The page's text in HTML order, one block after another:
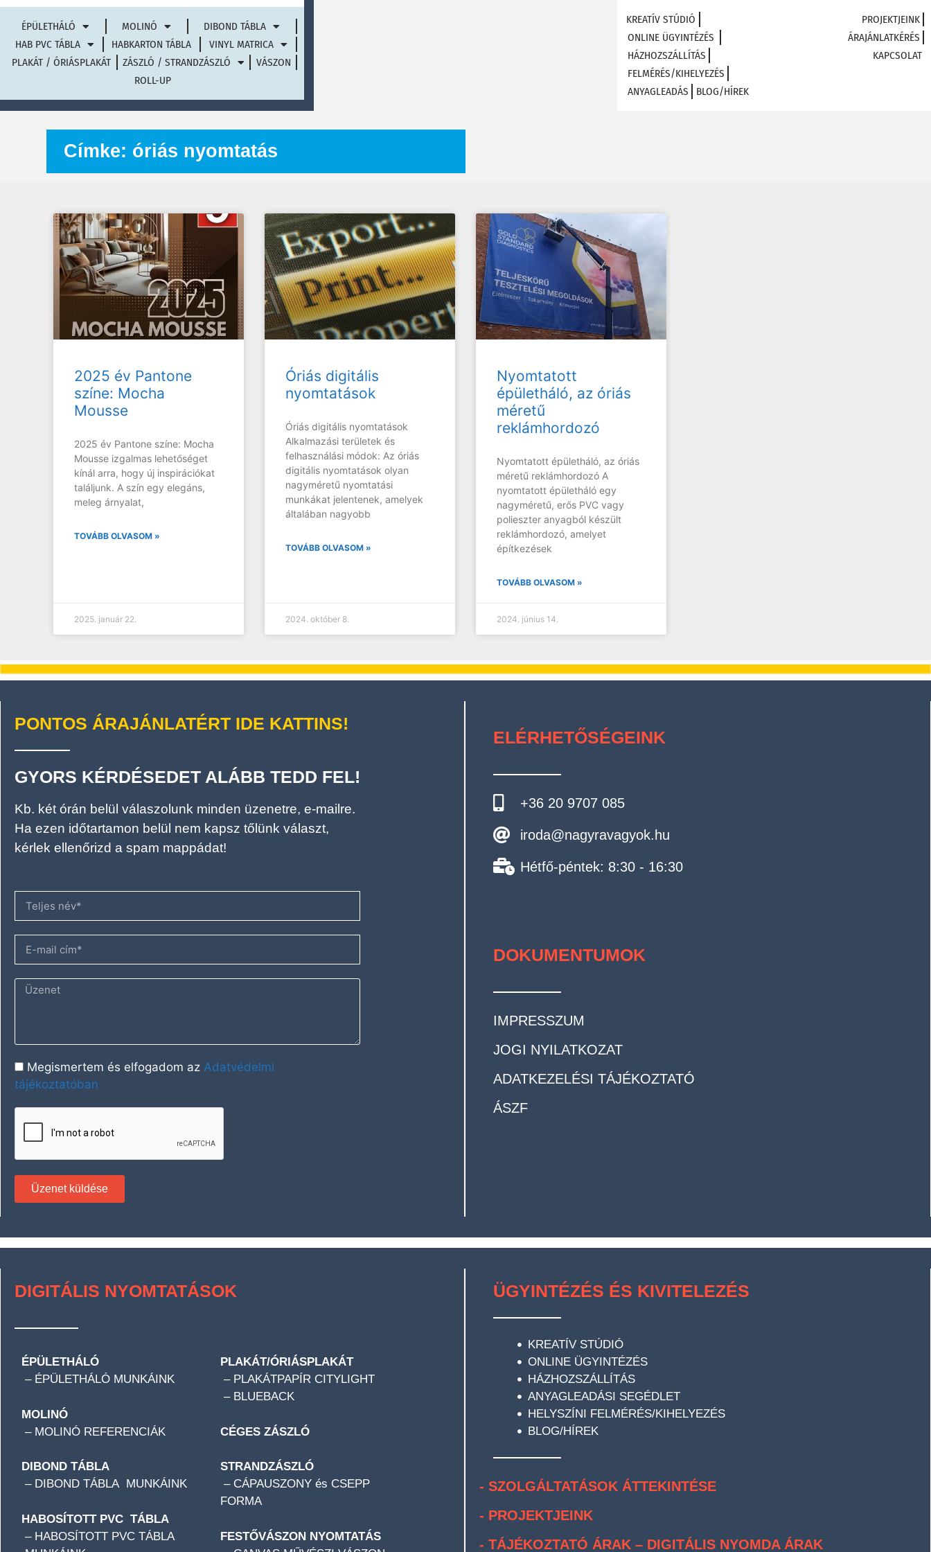
+36 20
970 7085
ÉPÜLETHÁLÓ MOLINÓ
DIBOND TÁBLA
HAB PVC TÁBLA
HABKARTON TÁBLA
VINYL MATRICA
PLAKÁT / ÓRIÁSPLAKÁT
ZÁSZLÓ / STRANDZÁSZLÓ
VÁSZON
ROLL-UP
KREATÍV STÚDIÓ
ONLINE ÜGYINTÉZÉS
HÁZHOZSZÁLLÍTÁS
FELMÉRÉS/KIHELYEZÉS
ANYAGLEADÁS
BLOG/HÍREK
PROJEKTJEINK
ÁRAJÁNLATKÉRÉS
KAPCSOLAT
Címke: óriás nyomtatás
2025 év Pantone
színe: Mocha
Mousse
2025 év Pantone színe: Mocha
Mousse izgalmas lehetőséget
kínál arra, hogy új inspirációkat
találjunk. A szín egy elegáns,
meleg árnyalat,
TOVÁBB OLVASOM »
2025. január 22.
Óriás digitális
nyomtatások
Óriás digitális nyomtatások
Alkalmazási területek és
felhasználási módok: Az óriás
digitális nyomtatások olyan
nagyméretű nyomtatási
munkákat jelentenek, amelyek
általában nagyobb
TOVÁBB OLVASOM »
2024. október 8.
Nyomtatott
épületháló, az óriás
méretű
reklámhordozó
Nyomtatott épületháló, az óriás
méretű reklámhordozó A
nyomtatott épületháló egy
nagyméretű, erős PVC vagy
polieszter anyagból készült
reklámhordozó, amelyet
építkezések
TOVÁBB OLVASOM »
2024. június 14.
PONTOS ÁRAJÁNLATÉRT IDE KATTINS!
GYORS KÉRDÉSEDET ALÁBB TEDD FEL!
Kb. két órán belül válaszolunk minden üzenetre, e-mailre.
Ha ezen időtartamon belül nem kapsz tőlünk választ,
kérlek ellenőrizd a spam mappádat!
Megismertem és elfogadom az Adatvédelmi
tájékoztatóban
Üzenet küldése
ELÉRHETŐSÉGEINK
+36 20 9707 085
iroda@nagyravagyok.hu
Hétfő-péntek: 8:30 - 16:30
DOKUMENTUMOK
IMPRESSZUM
JOGI NYILATKOZAT
ADATKEZELÉSI TÁJÉKOZTATÓ
ÁSZF
DIGITÁLIS NYOMTATÁSOK
ÉPÜLETHÁLÓ
– ÉPÜLETHÁLÓ MUNKÁINK
MOLINÓ
– MOLINÓ REFERENCIÁK
DIBOND TÁBLA
– DIBOND TÁBLA MUNKÁINK
HABOSÍTOTT PVC TÁBLA
– HABOSÍTOTT PVC TÁBLA
PLAKÁT/ÓRIÁSPLAKÁT
– PLAKÁTPAPÍR CITYLIGHT
– BLUEBACK
CÉGES ZÁSZLÓ
STRANDZÁSZLÓ
– CÁPAUSZONY és CSEPP
FORMA
FESTŐVÁSZON NYOMTATÁS
ÜGYINTÉZÉS ÉS KIVITELEZÉS
KREATÍV STÚDIÓ
ONLINE ÜGYINTÉZÉS
HÁZHOZSZÁLLÍTÁS
ANYAGLEADÁSI SEGÉDLET
HELYSZÍNI FELMÉRÉS/KIHELYEZÉS
BLOG/HÍREK
- SZOLGÁLTATÁSOK ÁTTEKINTÉSE
- PROJEKTJEINK
- TÁJÉKOZTATÓ ÁRAK – DIGITÁLIS NYOMDA ÁRAK